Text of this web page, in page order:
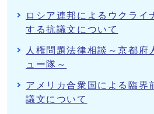
ロシア連邦によるウクライ
する抗議文について
人権問題法律相談～京都府
ュー隊～
アメリカ合衆国による臨界
議文について